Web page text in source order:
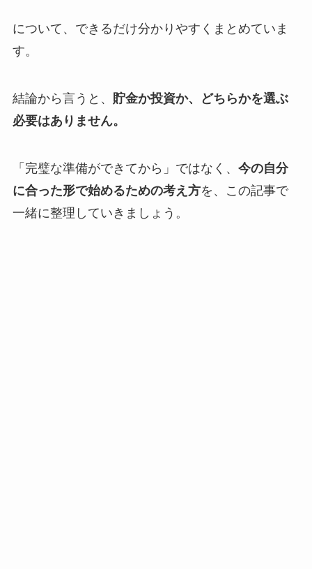
について、できるだけ分かりやすくまとめていま
す。
結論から言うと、 貯金か投資か、どちらかを選ぶ
必要はありません。
「完璧な準備ができてから」ではなく、 今の自分
に合った形で始めるための考え方を、この記事で
一緒に整理していきましょう。